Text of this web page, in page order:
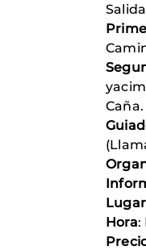
Lugar
Hora: